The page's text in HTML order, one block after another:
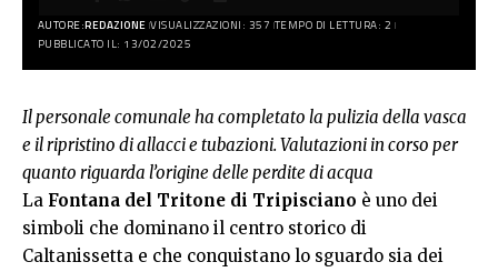
AUTORE:REDAZIONE VISUALIZZAZIONI: 357 TEMPO DI LETTURA: 2
PUBBLICATO IL: 13/02/2025
Il personale comunale ha completato la pulizia della vasca
e il ripristino di allacci e tubazioni. Valutazioni in corso per
quanto riguarda l’origine delle perdite di acqua
La Fontana del Tritone di Tripisciano è uno dei
simboli che dominano il centro storico di
Caltanissetta e che conquistano lo sguardo sia dei